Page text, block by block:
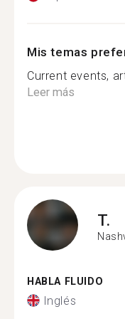
Mis temas
Current events,
Leer más
T.
HABLA FLUIDO
Inglés